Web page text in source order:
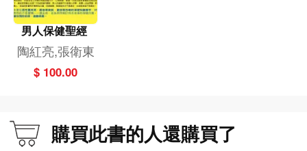
男人保健聖經
陶紅亮,張衛東
$ 100.00
購買此書的人還購買了